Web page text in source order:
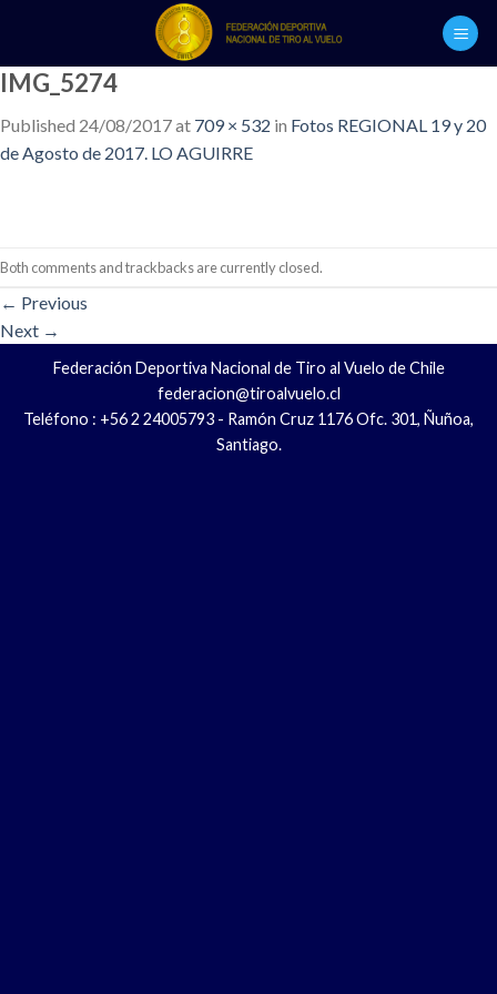
content
IMG_5274
Published 24/08/2017at 709 × 532 in Fotos REGIONAL 19 y 20
de Agosto de 2017. LO AGUIRRE
Both comments and trackbacks are currently closed.
← Previous
Next →
Federación Deportiva Nacional de Tiro al Vuelo de Chile
federacion@tiroalvuelo.cl
Teléfono : +56 2 24005793 - Ramón Cruz 1176 Ofc. 301, Ñuñoa,
Santiago.